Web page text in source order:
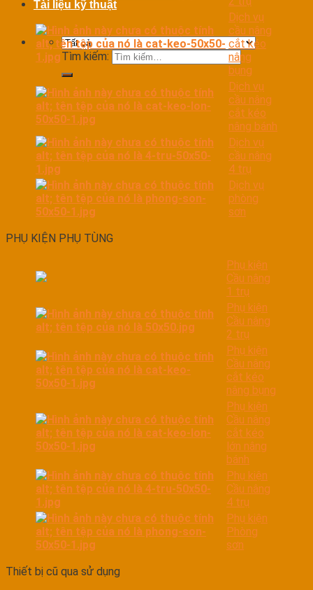
Tài liệu kỹ thuật
Tìm kiếm:
Dịch vụ
cầu nâng
cắt kéo
nâng
bụng
Dịch vụ
cầu nâng
cắt kéo
nâng bánh
Dịch vụ
cầu nâng
4 trụ
Dịch vụ
phòng
sơn
PHỤ KIỆN PHỤ TÙNG
Phụ kiện
Cầu nâng
1 trụ
Phụ kiện
Cầu nâng
2 trụ
Phụ kiện
Cầu nâng
cắt kéo
nâng bụng
Phụ kiện
Cầu nâng
cắt kéo
lớn nâng
bánh
Phụ kiện
Cầu nâng
4 trụ
Phụ kiện
Phòng
sơn
Thiết bị cũ qua sử dụng